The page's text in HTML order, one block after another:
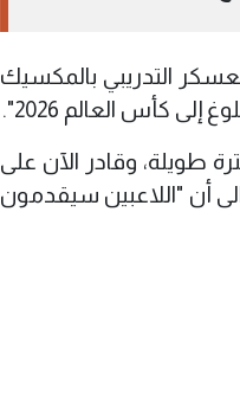
التدريبي بالمكسيك
كأس العالم 2026".
طويلة، وقادر الآن على
الى أن "اللاعبين سيقدمون